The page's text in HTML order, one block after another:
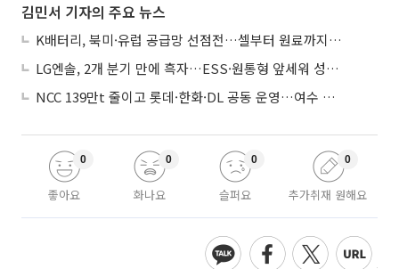
김민서 기자의 주요 뉴스
K배터리, 북미·유럽 공급망 선점전…셀부터 원료까지 현지화
LG엔솔, 2개 분기 만에 흑자…ESS·원통형 앞세워 성장 가속
NCC 139만t 줄이고 롯데·한화·DL 공동 운영…여수 1호 본궤도
좋아요
0
화나요
0
슬퍼요
0
추가취재 원해요
0